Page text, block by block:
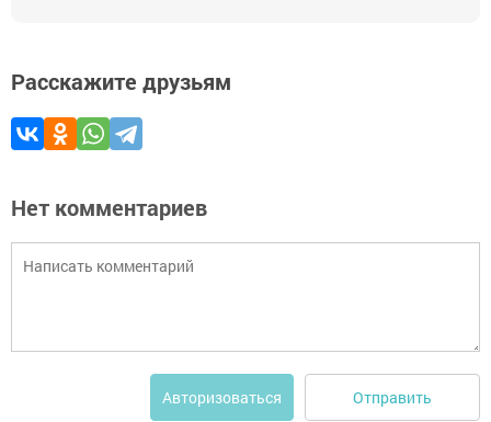
Расскажите друзьям
Нет комментариев
Авторизоваться Отправить